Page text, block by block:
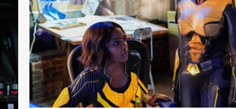
con [']